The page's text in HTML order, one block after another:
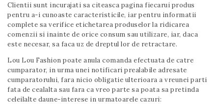
Clientii sunt incurajati sa citeasca pagina fiecarui produs
pentru a-i cunoaste caracteristicile, iar pentru informatii
complete sa verifice etichetarea produselor la ridicarea
comenzii si inainte de orice consum sau utilizare, iar, daca
este necesar, sa faca uz de dreptul lor de retractare.
Lou Lou Fashion poate anula comanda efectuata de catre
cumparator, in urma unei notificari prealabile adresate
cumparatorului, fara nicio obligatie ulterioara a vreunei parti
fata de cealalta sau fara ca vreo parte sa poata sa pretinda
celeilalte daune-interese in urmatoarele cazuri: